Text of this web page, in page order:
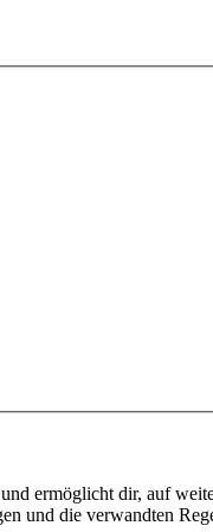
ermöglicht dir, auf
und die verwandten